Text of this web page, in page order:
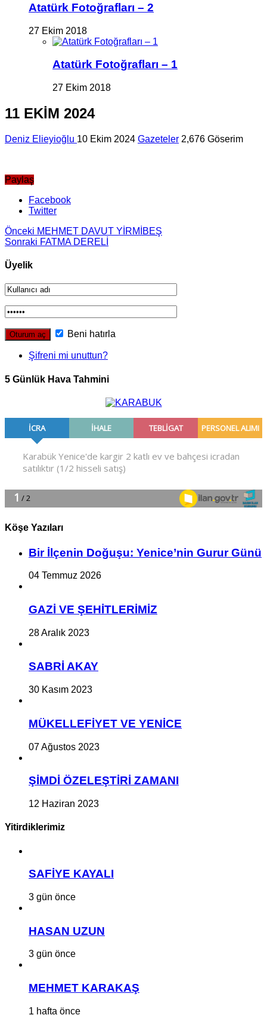
Atatürk Fotoğrafları – 2
27 Ekim 2018
Atatürk Fotoğrafları – 1
27 Ekim 2018
11 EKİM 2024
Deniz Elieyioğlu 10 Ekim 2024 Gazeteler 2,676 Göserim
Paylaş
Facebook
Twitter
Önceki MEHMET DAVUT YİRMİBEŞ
Sonraki FATMA DERELİ
Üyelik
Beni hatırla
Şifreni mi unuttun?
5 Günlük Hava Tahmini
Köşe Yazıları
Bir İlçe­nin Do­ğu­şu: Ye­ni­ce’nin Gurur Günü
04 Temmuz 2026
GAZİ VE ŞEHİTLERİMİZ
28 Aralık 2023
SABRİ AKAY
30 Kasım 2023
MÜKELLEFİYET VE YENİCE
07 Ağustos 2023
ŞİMDİ ÖZELEŞTİRİ ZAMANI
12 Haziran 2023
Yitirdiklerimiz
SAFİYE KAYALI
3 gün önce
HASAN UZUN
3 gün önce
MEHMET KARAKAŞ
1 hafta önce